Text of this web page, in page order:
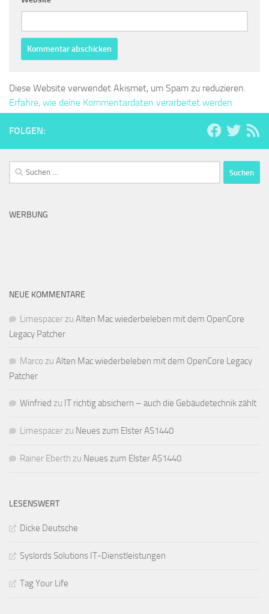
Diese Website verwendet Akismet, um Spam zu reduzieren.
Erfahre, wie deine Kommentardaten verarbeitet werden.
FOLGEN:
Suchen
nach:
WERBUNG
NEUE KOMMENTARE
Limespacerzu Alten Mac wiederbeleben mit dem OpenCore
Legacy Patcher
Marco zu Alten Mac wiederbeleben mit dem OpenCore Legacy
Patcher
Winfried zu IT richtig absichern – auch die Gebäudetechnik zählt
Limespacerzu Neues zum Elster AS1440
Rainer Eberth zu Neues zum Elster AS1440
LESENSWERT
Dicke Deutsche
Syslords Solutions IT-Dienstleistungen
Tag Your Life